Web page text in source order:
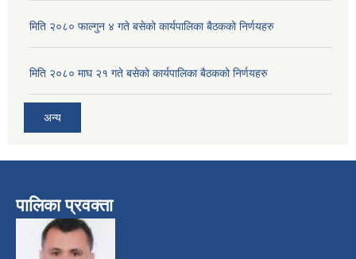
मिति २०८० फाल्गुन ४ गते बसेको कार्यपालिका बैठकको निर्णयहरु
मिति २०८० माघ २१ गते बसेको कार्यपालिका बैठकको निर्णयहरु
अन्य
पालिका प्रवक्ता